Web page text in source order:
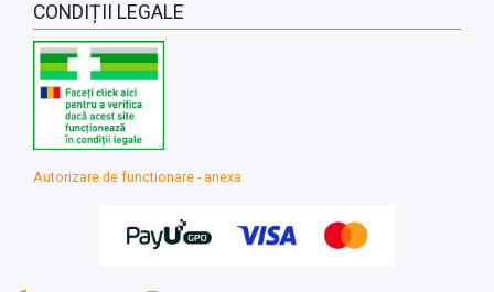
CONDIȚII LEGALE
Autorizare de functionare - anexa